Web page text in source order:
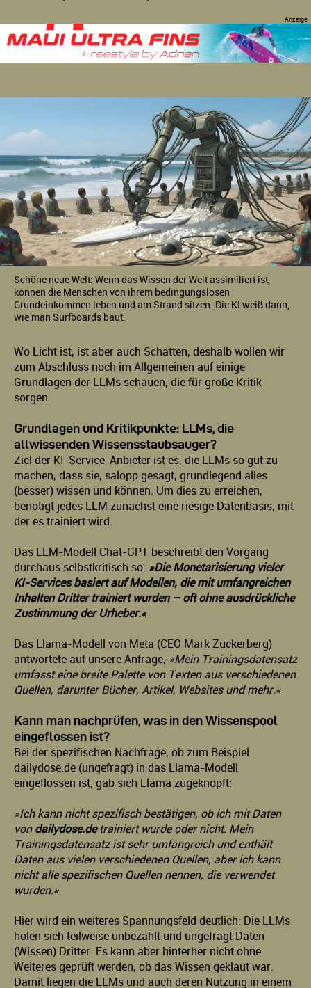
Schöne neue Welt: Wenn das Wissen der Welt assimiliert ist,
können die Menschen von ihrem bedingungslosen
Grundeinkommen leben und am Strand sitzen. Die KI weiß dann,
wie man Surfboards baut.
Wo Licht ist, ist aber auch Schatten, deshalb wollen wir
zum Abschluss noch im Allgemeinen auf einige
Grundlagen der LLMs schauen, die für große Kritik
sorgen.
Grundlagen und Kritikpunkte: LLMs, die
allwissenden Wissensstaubsauger?
Ziel der KI-Service-Anbieter ist es, die LLMs so gut zu
machen, dass sie, salopp gesagt, grundlegend alles
(besser) wissen und können. Um dies zu erreichen,
benötigt jedes LLM zunächst eine riesige Datenbasis, mit
der es trainiert wird.
Das LLM-Modell Chat-GPT beschreibt den Vorgang
durchaus selbstkritisch so: »Die Monetarisierung vieler
KI-Services basiert auf Modellen, die mit umfangreichen
Inhalten Dritter trainiert wurden – oft ohne ausdrückliche
Zustimmung der Urheber.«
Das Llama-Modell von Meta (CEO Mark Zuckerberg)
antwortete auf unsere Anfrage, »Mein Trainingsdatensatz
umfasst eine breite Palette von Texten aus verschiedenen
Quellen, darunter Bücher, Artikel, Websites und mehr.«
Kann man nachprüfen, was in den Wissenspool
eingeflossen ist?
Bei der spezifischen Nachfrage, ob zum Beispiel
dailydose.de (ungefragt) in das Llama-Modell
eingeflossen ist, gab sich Llama zugeknöpft:
»Ich kann nicht spezifisch bestätigen, ob ich mit Daten
von dailydose.detrainiert wurde oder nicht. Mein
Trainingsdatensatz ist sehr umfangreich und enthält
Daten aus vielen verschiedenen Quellen, aber ich kann
nicht alle spezifischen Quellen nennen, die verwendet
wurden.«
Hier wird ein weiteres Spannungsfeld deutlich: Die LLMs
holen sich teilweise unbezahlt und ungefragt Daten
(Wissen) Dritter. Es kann aber hinterher nicht ohne
Weiteres geprüft werden, ob das Wissen geklaut war.
Damit liegen die LLMs und auch deren Nutzung in einem